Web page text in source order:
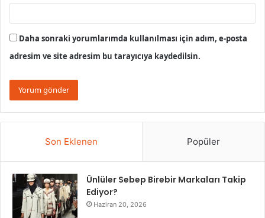
Daha sonraki yorumlarımda kullanılması için adım, e-posta
adresim ve site adresim bu tarayıcıya kaydedilsin.
Son Eklenen Popüler
Ünlüler Sebep Birebir Markaları Takip
Ediyor?
Haziran 20, 2026